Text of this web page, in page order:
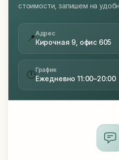
стоимости, запишем на
📍Адрес
Кирочная 9, офис 605
🕐График
Ежедневно 11:00–20:00